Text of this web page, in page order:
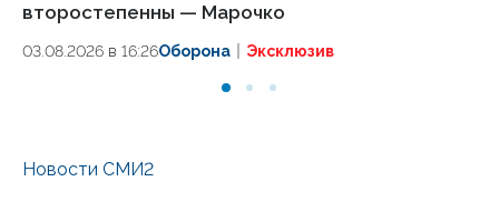
второстепенны — Марочко
03.08.2026 в 16:26Оборона Эксклюзив
Новости СМИ2